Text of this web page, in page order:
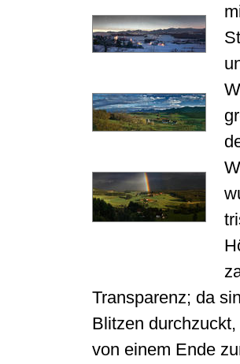
Transparenz; da
Blitzen
von einem Ende